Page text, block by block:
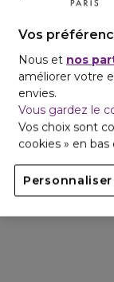
Vos
Nous et nos
améliorer votre
envies.
Vous gardez le
Vos choix sont
cookies » en